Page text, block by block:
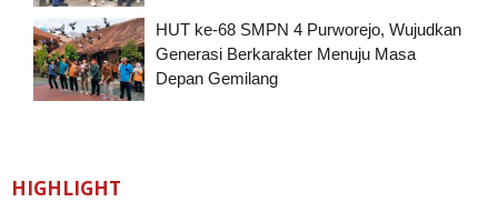
HUT ke-68 SMPN 4 Purworejo, Wujudkan
Generasi Berkarakter Menuju Masa
Depan Gemilang
HIGHLIGHT